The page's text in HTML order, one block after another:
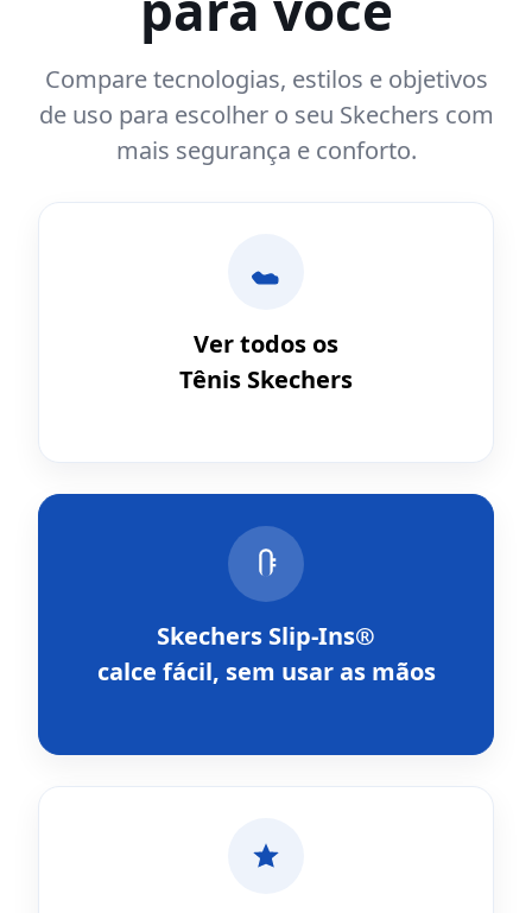
Compare tecnologias, estilos e objetivos
de uso para escolher o seu Skechers com
mais segurança e conforto.
Ver todos os
Tênis Skechers
Skechers Slip-Ins®
calce fácil, sem usar as mãos